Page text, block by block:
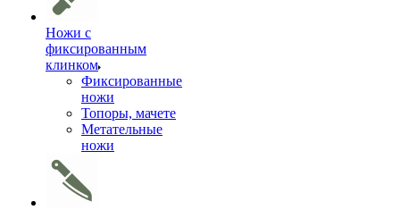
Ножи с
фиксированным
клинком
Фиксированные
ножи
Топоры, мачете
Метательные
ножи